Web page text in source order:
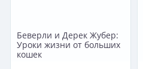
Беверли и Дерек Жубер:
Уроки жизни от больших
кошек